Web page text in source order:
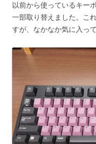
以前から使っているキー
一部取り替えました。こ
すが、なかなか気に入って